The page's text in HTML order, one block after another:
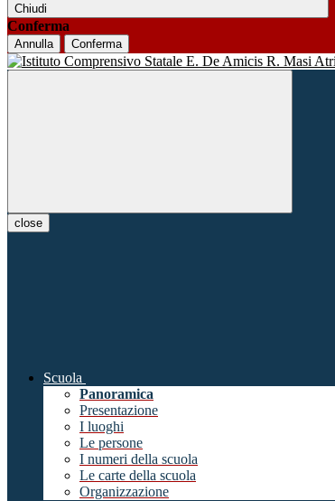
Chiudi
Conferma
Annulla Conferma
close
Scuola
Panoramica
Presentazione
I luoghi
Le persone
I numeri della scuola
Le carte della scuola
Organizzazione